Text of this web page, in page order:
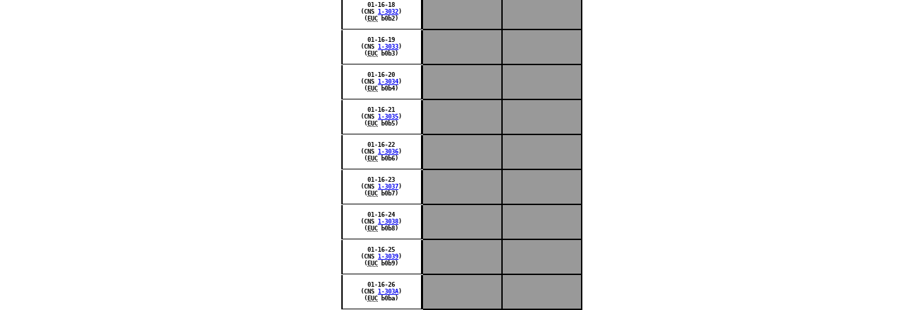
01-16-18
(CNS 1-3032 )
( EUC b0b2)
01-16-19
(CNS 1-3033 )
( EUC b0b3)
01-16-20
(CNS 1-3034 )
( EUC b0b4)
01-16-21
(CNS 1-3035 )
( EUC b0b5)
01-16-22
(CNS 1-3036 )
( EUC b0b6)
01-16-23
(CNS 1-3037 )
( EUC b0b7)
01-16-24
(CNS 1-3038 )
( EUC b0b8)
01-16-25
(CNS 1-3039 )
( EUC b0b9)
01-16-26
(CNS 1-303A )
( EUC b0ba)